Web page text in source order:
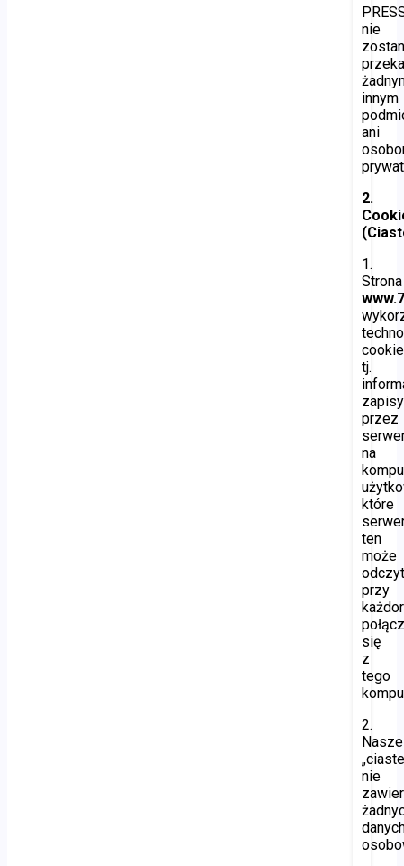
nie
innym
ani
2.
1.
Strona
tj.
przez
na
które
ten
może
przy
się
z
tego
2.
Nasze
nie